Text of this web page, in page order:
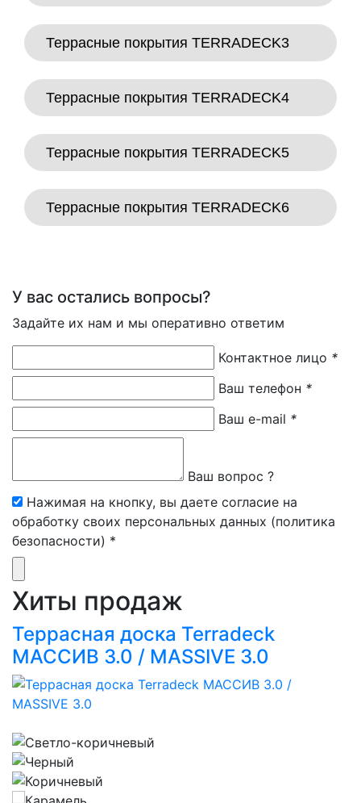
Террасные покрытия TERRADECK3
Террасные покрытия TERRADECK4
Террасные покрытия TERRADECK5
Террасные покрытия TERRADECK6
У вас остались вопросы?
Задайте их нам и мы оперативно ответим
Контактное лицо *
Ваш телефон *
Ваш e-mail *
Ваш вопрос ?
Нажимая на кнопку, вы даете согласие на
обработку своих персональных данных (политика
безопасности) *
Хиты продаж
Террасная доска Terradeck
МАССИВ 3.0 / MASSIVE 3.0